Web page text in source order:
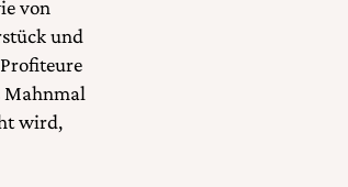
von
und
Mahnmal
wird,